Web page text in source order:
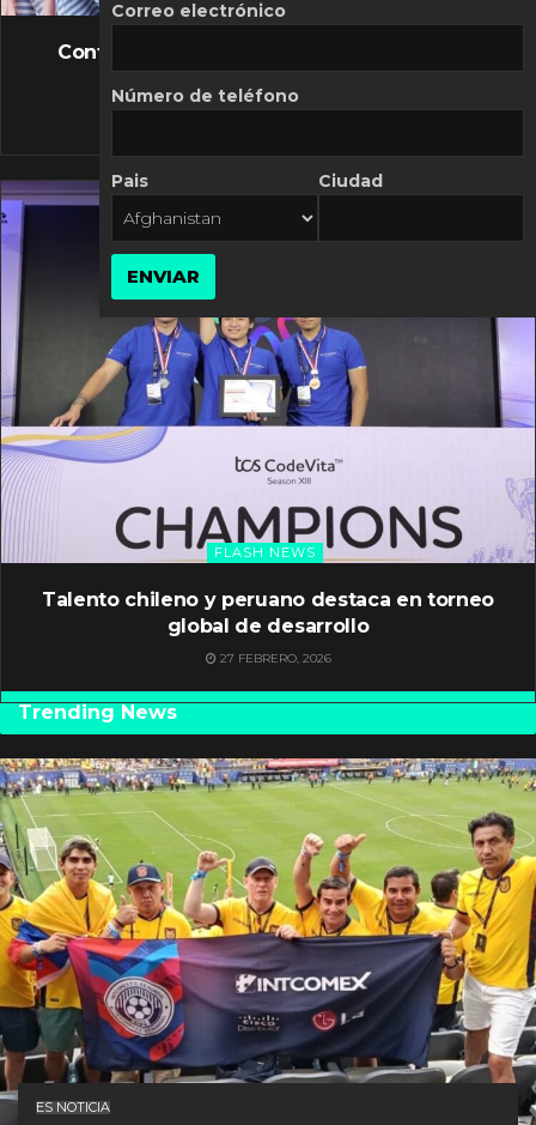
FLASH NEWS
Controversia de Mercado Libre por costos
10 MARZO, 2026
FLASH NEWS
Talento chileno y peruano destaca en torneo
global de desarrollo
27 FEBRERO, 2026
Trending News
ES NOTICIA
Correo electrónico
Número de teléfono
Pais Ciudad
ENVIAR